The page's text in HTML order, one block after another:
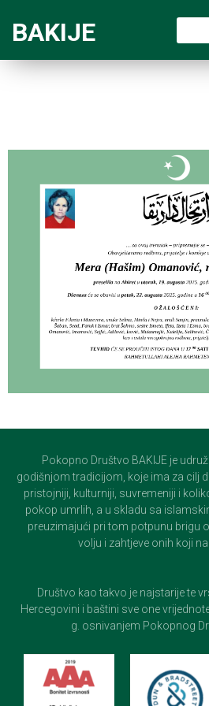
BAKIJE
Pokopno Društvo BAKIJE je
godišnjom tradicijom, koje ima za cilj
pristojniji, kulturniji, suvremeniji i
pokop umrlih, a u skladu sa
preuzimajući pri tom potpunu brigu
volju i zahtjeve onih koji
Društvo kao takvo je najstarije te
Hercegovini i baštini sve one
g. osnivanjem Pokopnog